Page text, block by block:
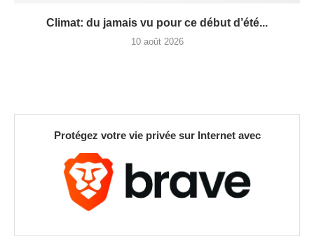
Climat: du jamais vu pour ce début d’été...
10 août 2026
Protégez votre vie privée sur Internet avec